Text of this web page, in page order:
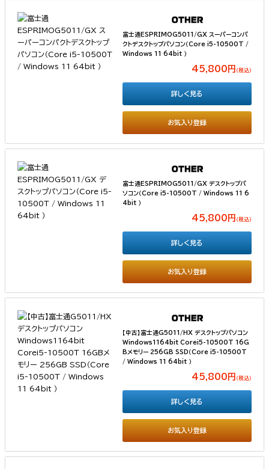
富士通ESPRIMOG5011/GX スーパーコンパ
クトデスクトップパソコン（Core i5-10500T /
Windows 11 64bit ）
45,800円 （税込）
お気入り登録
詳しく見る
富士通ESPRIMOG5011/GX デスクトップパ
ソコン（Core i5-10500T / Windows 11 6
4bit ）
45,800円 （税込）
お気入り登録
詳しく見る
【中古】富士通G5011/HX デスクトップパソコン
Windows1164bit Corei5-10500T 16G
Bメモリー 256GB SSD（Core i5-10500T
/ Windows 11 64bit ）
45,800円 （税込）
お気入り登録
詳しく見る